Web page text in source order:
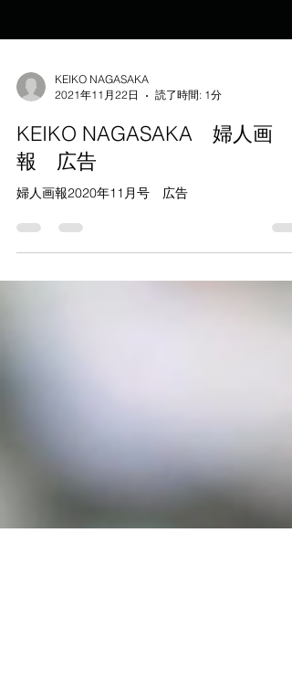
KEIKO NAGASAKA
2021年11月22日
KEIKO NAGASAKA 婦人画
報 広告
婦人画報2020年11月号 広告